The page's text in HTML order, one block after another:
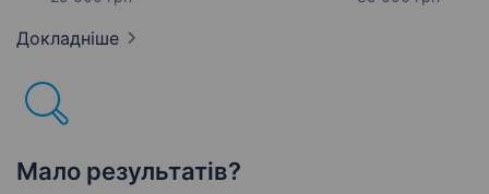
Докладніше
Мало результатів?